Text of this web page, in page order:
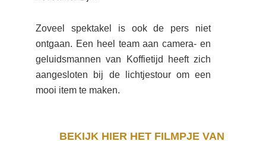
Zoveel spektakel is ook de pers niet
ontgaan. Een heel team aan camera- en
geluidsmannen van Koffietijd heeft zich
aangesloten bij de lichtjestour om een
mooi item te maken.
BEKIJK HIER HET FILMPJE VAN